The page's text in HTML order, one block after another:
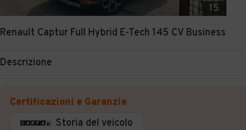
15
Renault Captur Full Hybrid E-Tech 145 CV Business
Descrizione
Certificazioni e Garanzie
Storia del veicolo